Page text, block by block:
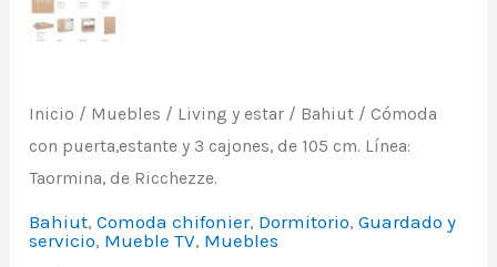
Inicio / Muebles / Living y estar / Bahiut / Cómoda
con puerta,estante y 3 cajones, de 105 cm. Línea:
Taormina, de Ricchezze.
Bahiut,Comoda chifonier, Dormitorio,Guardado y
servicio, Mueble TV, Muebles